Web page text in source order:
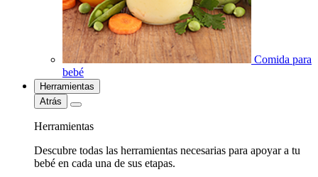
Comida para
bebé
Herramientas
Atrás
Herramientas
Descubre todas las herramientas necesarias para apoyar a tu
bebé en cada una de sus etapas.